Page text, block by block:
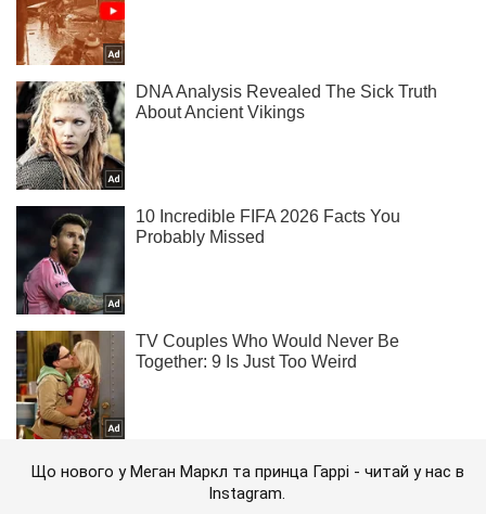
Що нового у Меган Маркл та принца Гаррі - читай у нас в
Instagram.